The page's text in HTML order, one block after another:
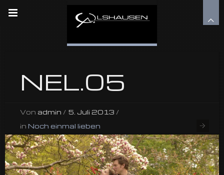
NEL.05
Von admin / 5. Juli 2013 /
in Noch einmal lieben